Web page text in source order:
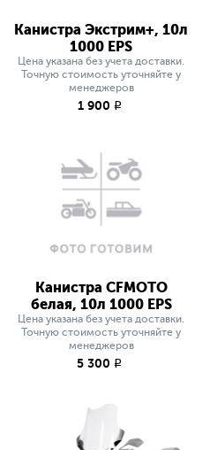
Канистра Экстрим+, 10л
1000 EPS
Цена указана без учета доставки.
Точную стоимость уточняйте у
менеджеров
1 900 q
Канистра CFMOTO
белая, 10л 1000 EPS
Цена указана без учета доставки.
Точную стоимость уточняйте у
менеджеров
5 300 q